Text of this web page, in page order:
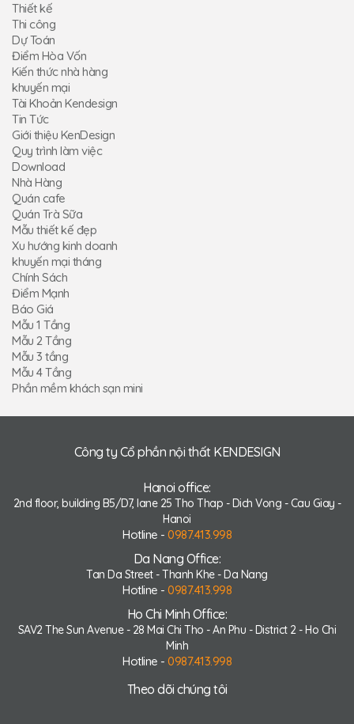
Thiết kế
Thi công
Dự Toán
Điểm Hòa Vốn
Kiến thức nhà hàng
khuyến mại
Tài Khoản Kendesign
Tin Tức
Giới thiệu KenDesign
Quy trình làm việc
Download
Nhà Hàng
Quán cafe
Quán Trà Sữa
Mẫu thiết kế đẹp
Xu hướng kinh doanh
khuyến mại tháng
Chính Sách
Điểm Mạnh
Báo Giá
Mẫu 1 Tầng
Mẫu 2 Tầng
Mẫu 3 tầng
Mẫu 4 Tầng
Phần mềm khách sạn mini
Công ty Cổ phần nội thất KENDESIGN
Hanoi office:
2nd floor, building B5/D7, lane 25 Tho Thap - Dich Vong - Cau Giay -
Hanoi
Hotline - 0987.413.998
Da Nang Office:
Tan Da Street - Thanh Khe - Da Nang
Hotline - 0987.413.998
Ho Chi Minh Office:
SAV2 The Sun Avenue - 28 Mai Chi Tho - An Phu - District 2 - Ho Chi
Minh
Hotline - 0987.413.998
Theo dõi chúng tôi